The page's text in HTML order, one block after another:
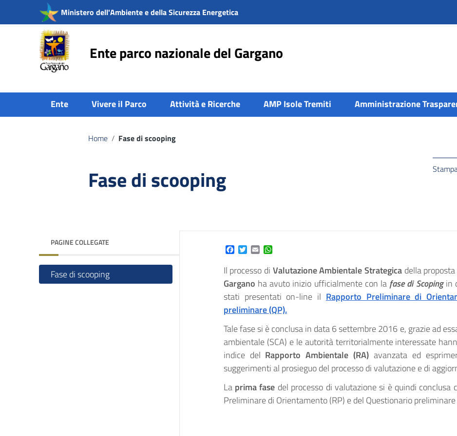
Vai ai contenuti
Vai al menu di navigazione
Vai al footer
Ministero dell'Ambiente e della Sicurezza Energetica
Ente parco nazionale del Gargano
Ente Vivere il Parco Attività e Ricerche AMP Isole Tremiti Amministrazione
Home / Fase di scooping
Fase di scooping
PAGINE COLLEGATE
Fase di scooping
Facebook
Twitter
EmailWhatsApp
Il processo di Valutazione Ambientale Strategica della
Gargano ha avuto inizio ufficialmente con la fase di Scopingin
stati presentati on-line il Rapporto Preliminare di
preliminare (QP).
Tale fase si è conclusa in data 6 settembre 2016 e, grazie ad
ambientale (SCA) e le autorità territorialmente interessate
indice del Rapporto Ambientale (RA) avanzata ed
suggerimenti al prosieguo del processo di valutazione e di
La prima fase del processo di valutazione si è quindi conclusa
Preliminare di Orientamento (RP) e del Questionario